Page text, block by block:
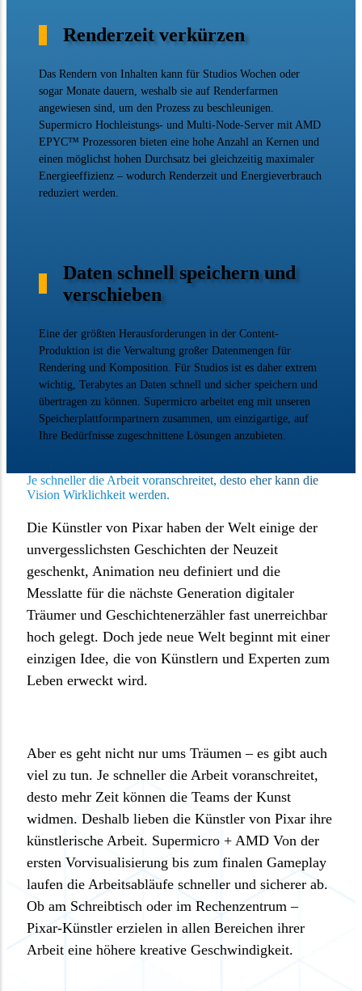
Renderzeit verkürzen
Das Rendern von Inhalten kann für Studios Wochen oder
sogar Monate dauern, weshalb sie auf Renderfarmen
angewiesen sind, um den Prozess zu beschleunigen.
Supermicro Hochleistungs- und Multi-Node-Server mit AMD
EPYC™ Prozessoren bieten eine hohe Anzahl an Kernen und
einen möglichst hohen Durchsatz bei gleichzeitig maximaler
Energieeffizienz – wodurch Renderzeit und Energieverbrauch
reduziert werden.
Daten schnell speichern und
verschieben
Eine der größten Herausforderungen in der Content-
Produktion ist die Verwaltung großer Datenmengen für
Rendering und Komposition. Für Studios ist es daher extrem
wichtig, Terabytes an Daten schnell und sicher speichern und
übertragen zu können. Supermicro arbeitet eng mit unseren
Speicherplattformpartnern zusammen, um einzigartige, auf
Ihre Bedürfnisse zugeschnittene Lösungen anzubieten.
Je schneller die Arbeit voranschreitet, desto eher kann die
Vision Wirklichkeit werden.
Die Künstler von Pixar haben der Welt einige der
unvergesslichsten Geschichten der Neuzeit
geschenkt, Animation neu definiert und die
Messlatte für die nächste Generation digitaler
Träumer und Geschichtenerzähler fast unerreichbar
hoch gelegt. Doch jede neue Welt beginnt mit einer
einzigen Idee, die von Künstlern und Experten zum
Leben erweckt wird.
Aber es geht nicht nur ums Träumen – es gibt auch
viel zu tun. Je schneller die Arbeit voranschreitet,
desto mehr Zeit können die Teams der Kunst
widmen. Deshalb lieben die Künstler von Pixar ihre
künstlerische Arbeit. Supermicro + AMD Von der
ersten Vorvisualisierung bis zum finalen Gameplay
laufen die Arbeitsabläufe schneller und sicherer ab.
Ob am Schreibtisch oder im Rechenzentrum –
Pixar-Künstler erzielen in allen Bereichen ihrer
Arbeit eine höhere kreative Geschwindigkeit.